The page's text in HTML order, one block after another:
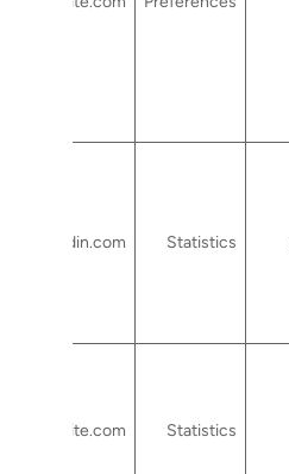
Statistics
linkedin.com
Statistics
rtcsuite.com